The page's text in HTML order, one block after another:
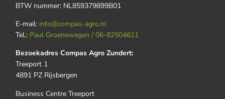
BTW nummer: NL859379899B01
E-mail: info@compas-agro.nl
Tel.: Paul Groenewegen / 06-82504611
Bezoekadres Compas Agro Zundert:
Treeport 1
4891 PZ Rijsbergen
Business Centre Treeport